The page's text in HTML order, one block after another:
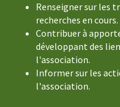
Renseigner sur les
recherches en cours.
Contribuer à
développant des
l'association.
Informer sur les
l'association.